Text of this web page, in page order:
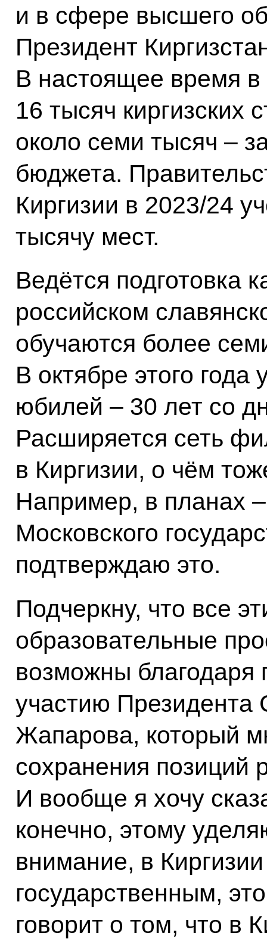
и в сфере высшего
Президент
В настоящее время
16 тысяч киргизских
около семи тысяч –
бюджета.
Киргизии в 2023/24
тысячу мест.
Ведётся подготовка
российском
обучаются более
В октябре этого года
юбилей – 30 лет со
Расширяется сеть
в Киргизии, о чём
Например, в планах
Московского
подтверждаю это.
Подчеркну, что все
образовательные
возможны благодаря
участию
Жапарова, который
сохранения позиций
И вообще я хочу
конечно, этому
внимание, в
государственным,
говорит о том, что в